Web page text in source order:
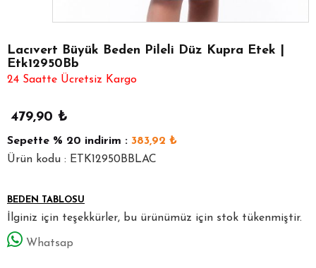
Lacıvert Büyük Beden Pileli Düz Kupra Etek |
Etk12950Bb
24 Saatte Ücretsiz Kargo
479,90 ₺
Sepette % 20 indirim : 383,92 ₺
Ürün kodu : ETK12950BBLAC
BEDEN TABLOSU
İlginiz için teşekkürler, bu ürünümüz için stok tükenmiştir.
Whatsap